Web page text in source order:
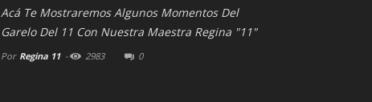
Acá Te Mostraremos Algunos Momentos Del
Garelo Del 11 Con Nuestra Maestra Regina "11"
Por Regina 11 - 2983 0